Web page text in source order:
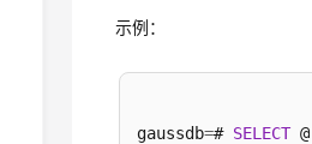
示例：
gaussdb=# SELECT @